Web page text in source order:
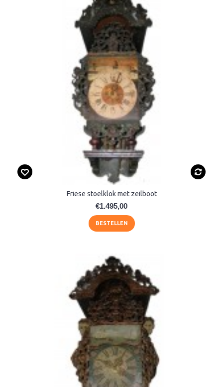
Friese stoelklok met zeilboot
€1.495,00
BESTELLEN